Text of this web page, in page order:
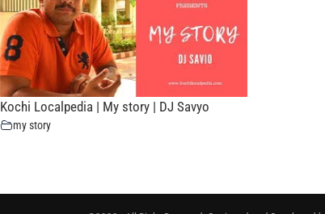
Kochi Localpedia | My story | DJ Savyo
my story